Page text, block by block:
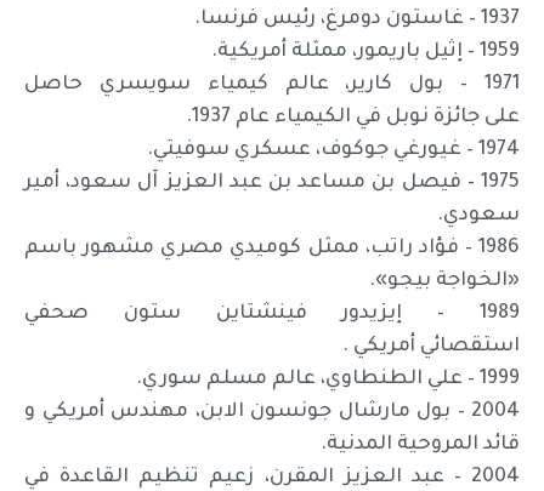
1937 – غاستون دومرغ، رئيس فرنسا.
1959 – إثيل باريمور، ممثلة أمريكية.
1971 – بول كارير، عالم كيمياء سويسري حاصل
على جائزة نوبل في الكيمياء عام 1937.
1974 – غيورغي جوكوف، عسكري سوفيتي.
1975 – فيصل بن مساعد بن عبد العزيز آل سعود، أمير
سعودي.
1986 – فؤاد راتب، ممثل كوميدي مصري مشهور باسم
«الخواجة بيجو».
1989 – إيزيدور فينشتاين ستون صحفي
استقصائي أمريكي .
1999 – علي الطنطاوي، عالم مسلم سوري.
2004 – بول مارشال جونسون الابن، مهندس أمريكي و
قائد المروحية المدنية.
2004 – عبد العزيز المقرن، زعيم تنظيم القاعدة في